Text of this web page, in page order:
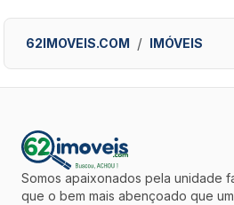
62IMOVEIS.COM IMÓVEIS
Somos apaixonados pela unidade
que o bem mais abençoado que